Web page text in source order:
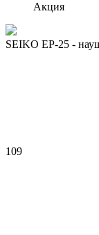
Акция
SEIKO EP-25 -
109